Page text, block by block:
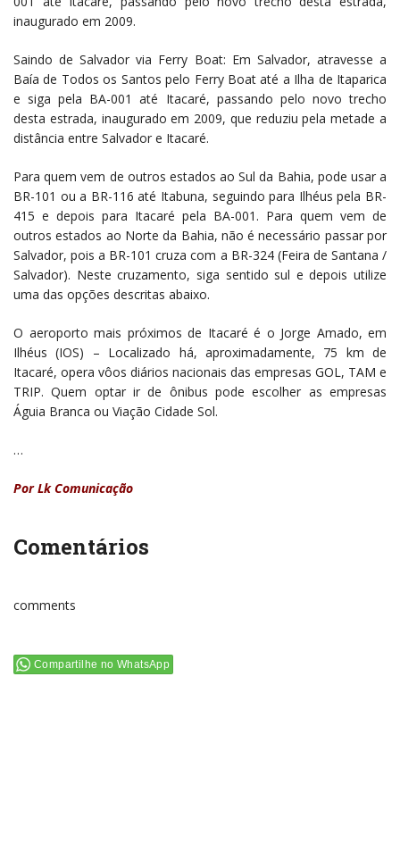
inaugurado em 2009.
Saindo de Salvador via Ferry Boat: Em Salvador, atravesse a
Baía de Todos os Santos pelo Ferry Boat até a Ilha de Itaparica
e siga pela BA-001 até Itacaré, passando pelo novo trecho
desta estrada, inaugurado em 2009, que reduziu pela metade a
distância entre Salvador e Itacaré.
Para quem vem de outros estados ao Sul da Bahia, pode usar a
BR-101 ou a BR-116 até Itabuna, seguindo para Ilhéus pela BR-
415 e depois para Itacaré pela BA-001. Para quem vem de
outros estados ao Norte da Bahia, não é necessário passar por
Salvador, pois a BR-101 cruza com a BR-324 (Feira de Santana /
Salvador). Neste cruzamento, siga sentido sul e depois utilize
uma das opções descritas abaixo.
O aeroporto mais próximos de Itacaré é o Jorge Amado, em
Ilhéus (IOS) – Localizado há, aproximadamente, 75 km de
Itacaré, opera vôos diários nacionais das empresas GOL, TAM e
TRIP. Quem optar ir de ônibus pode escolher as empresas
Águia Branca ou Viação Cidade Sol.
…
Por Lk Comunicação
Comentários
comments
Compartilhe no WhatsApp